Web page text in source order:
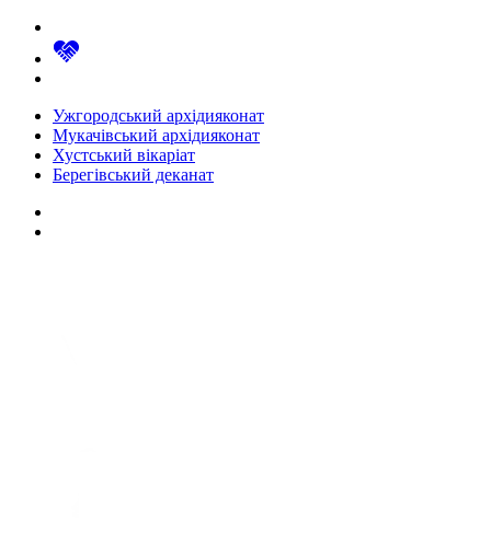
Ужгородський архідияконат
Мукачівський архідияконат
Хустський вікаріат
Берегівський деканат